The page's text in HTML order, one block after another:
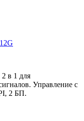
в 1 для
Управление с
2 БП.